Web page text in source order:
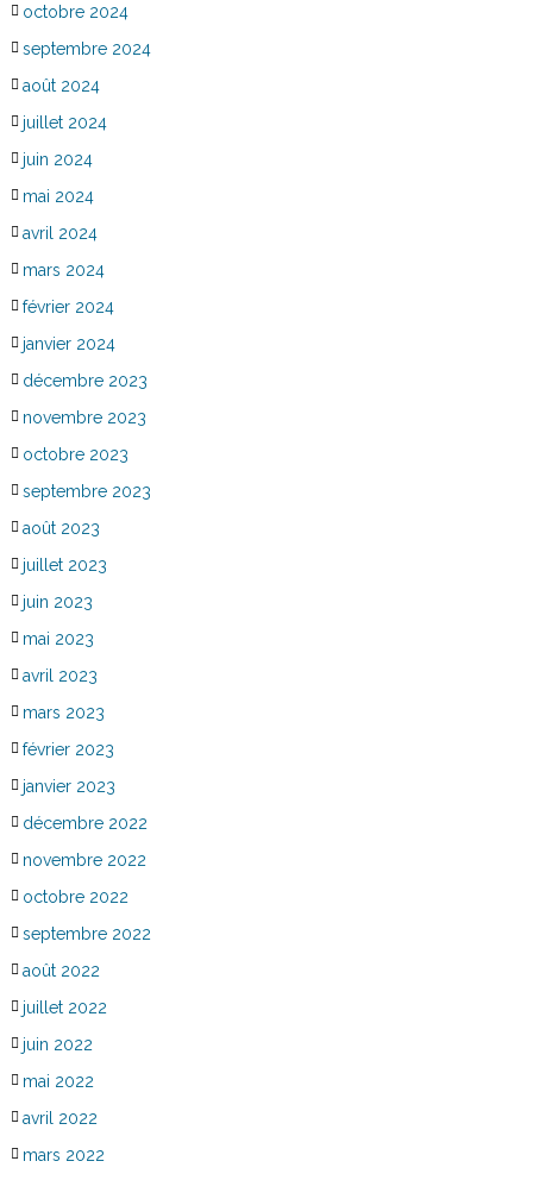
octobre 2024
septembre 2024
août 2024
juillet 2024
juin 2024
mai 2024
avril 2024
mars 2024
février 2024
janvier 2024
décembre 2023
novembre 2023
octobre 2023
septembre 2023
août 2023
juillet 2023
juin 2023
mai 2023
avril 2023
mars 2023
février 2023
janvier 2023
décembre 2022
novembre 2022
octobre 2022
septembre 2022
août 2022
juillet 2022
juin 2022
mai 2022
avril 2022
mars 2022